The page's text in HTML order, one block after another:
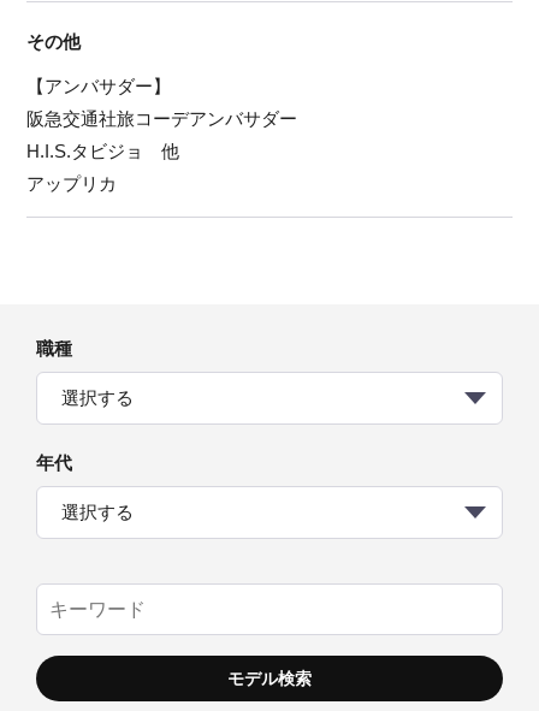
その他
【アンバサダー】
阪急交通社旅コーデアンバサダー
H.I.S.タビジョ 他
アップリカ
職種
選択する
年代
選択する